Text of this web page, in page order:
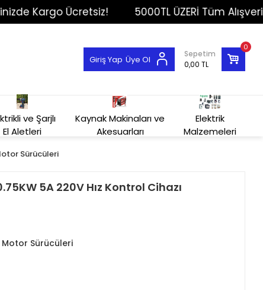
Kargo Ücretsiz! 5000TL ÜZERİ Tüm
Giriş Yap Üye Ol
0
Sepetim
0,00 TL
ve Şarjlı
El Aletleri
Kaynak Makinaları ve
Akesuarları
Elektrik
Malzemeleri
Sürücüleri
5A 220V Hız Kontrol Cihazı
Motor Sürücüleri